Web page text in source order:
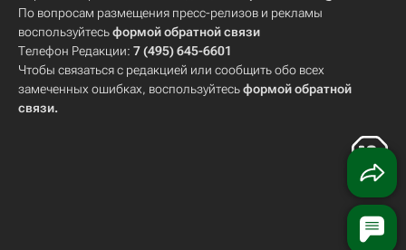
По вопросам размещения пресс-релизов и рекламы
воспользуйтесьформой обратной связи
Телефон Редакции: 7 (495) 645-6601
Чтобы связаться с редакцией или сообщить обо всех
замеченных ошибках, воспользуйтесьформой обратной
связи.